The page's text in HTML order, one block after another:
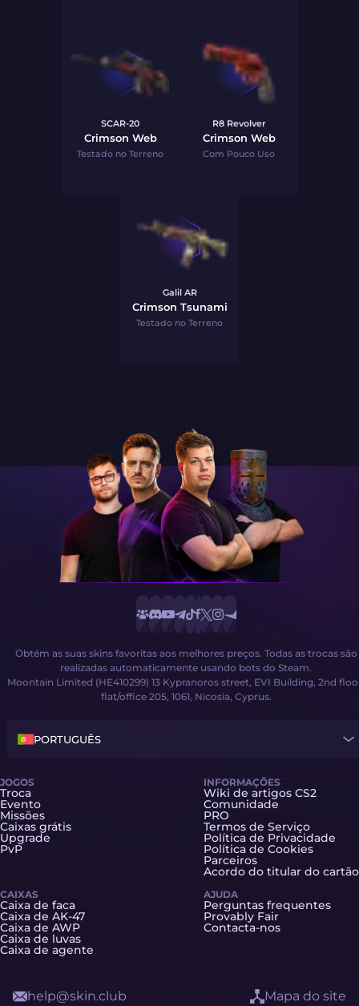
SCAR-20
Crimson Web
Testado no Terreno
R8 Revolver
Crimson Web
Com Pouco Uso
Galil AR
Crimson Tsunami
Testado no Terreno
Obtém as suas skins favoritas aos melhores preços. Todas as trocas são
realizadas automaticamente usando bots do Steam.
Moontain Limited (HE410299) 13 Kypranoros street, EVI Building, 2nd
flat/office 205, 1061, Nicosia, Cyprus.
PORTUGUÊS
JOGOS
Troca
Evento
Missões
Caixas grátis
Upgrade
PvP
CAIXAS
Caixa de faca
Caixa de AK-47
Caixa de AWP
Caixa de luvas
Caixa de agente
INFORMAÇÕES
Wiki de artigos CS2
Comunidade
PRO
Termos de Serviço
Política de Privacidade
Política de Cookies
Parceiros
Acordo do titular do cartão
AJUDA
Perguntas frequentes
Provably Fair
Contacta-nos
help@skin.club Mapa do site